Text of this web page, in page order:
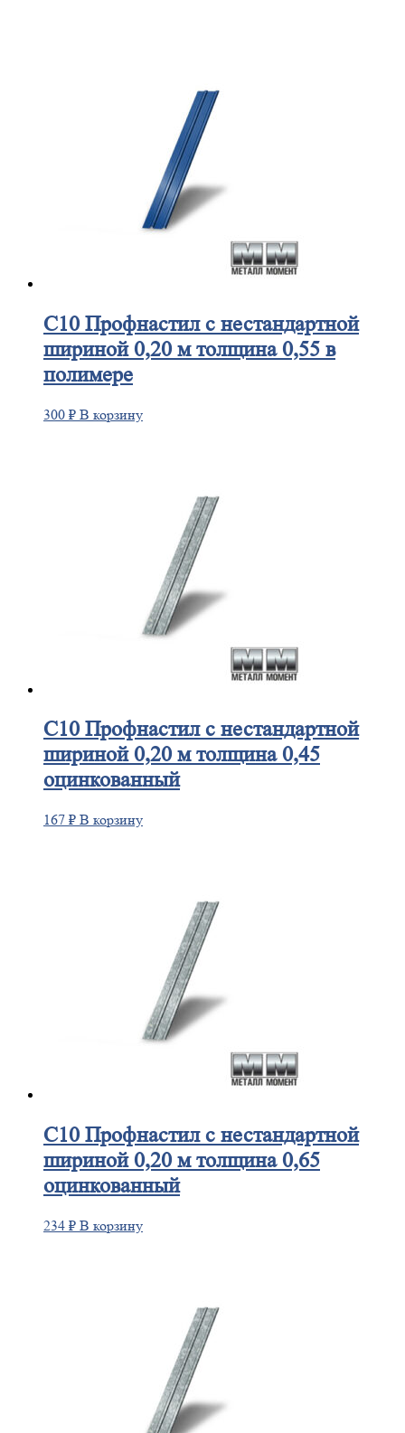
С10Профнастил с нестандартной
шириной 0,20 м толщина 0,55 в
полимере
300 ₽ В корзину
С10Профнастил с нестандартной
шириной 0,20 м толщина 0,45
оцинкованный
167 ₽ В корзину
С10Профнастил с нестандартной
шириной 0,20 м толщина 0,65
оцинкованный
234 ₽ В корзину